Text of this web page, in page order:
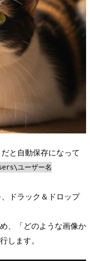
と自動保存になって
ユーザー名
ドラック＆ドロップ
、「どのような画像か
します。